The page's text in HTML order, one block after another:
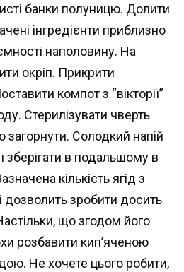
банки полуницю. Долити
інгредієнти приблизно
наполовину. На
окріп. Прикрити
компот з “вікторії”
Стерилізувати чверть
загорнути. Солодкий напій
зберігати в подальшому в
кількість ягід з
дозволить зробити досить
що згодом його
розбавити кип’яченою
Не хочете цього робити,